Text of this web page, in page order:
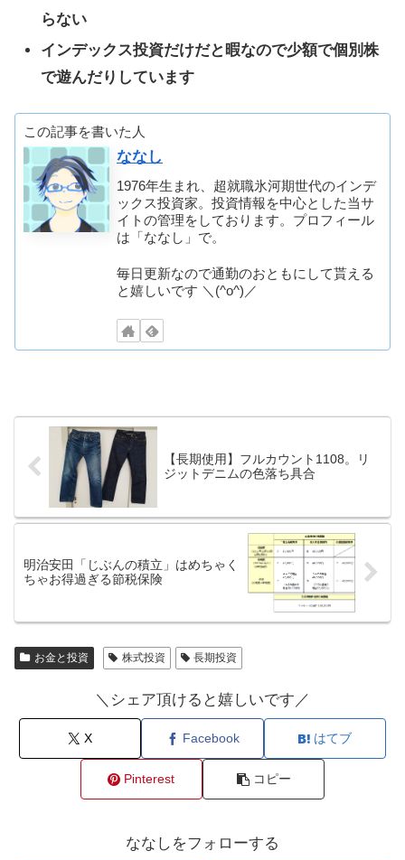
らない
インデックス投資だけだと暇なので少額で個別株
で遊んだりしています
この記事を書いた人
ななし
1976年生まれ、超就職氷河期世代のインデ
ックス投資家。投資情報を中心とした当サ
イトの管理をしております。プロフィール
は「ななし」で。
毎日更新なので通勤のおともにして貰える
と嬉しいです ＼(^o^)／
【長期使用】フルカウント1108。リ
ジットデニムの色落ち具合
明治安田「じぶんの積立」はめちゃく
ちゃお得過ぎる節税保険
お金と投資 株式投資 長期投資
＼シェア頂けると嬉しいです／
X Facebook はてブ
Pinterest コピー
ななしをフォローする